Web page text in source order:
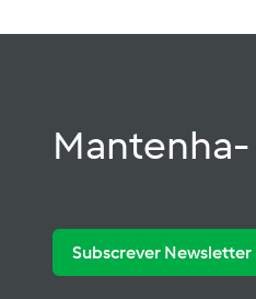
Mantenha-
Subscrever Newsletter